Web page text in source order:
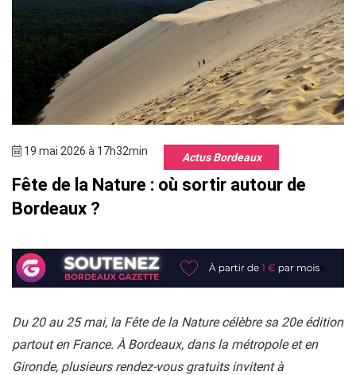
19 mai 2026 à 17h32min Actus Bordeaux
Fête de la Nature : où sortir autour de
Bordeaux ?
Du 20 au 25 mai, la Fête de la Nature célèbre sa 20e édition
partout en France. À Bordeaux, dans la métropole et en
Gironde, plusieurs rendez-vous gratuits invitent à